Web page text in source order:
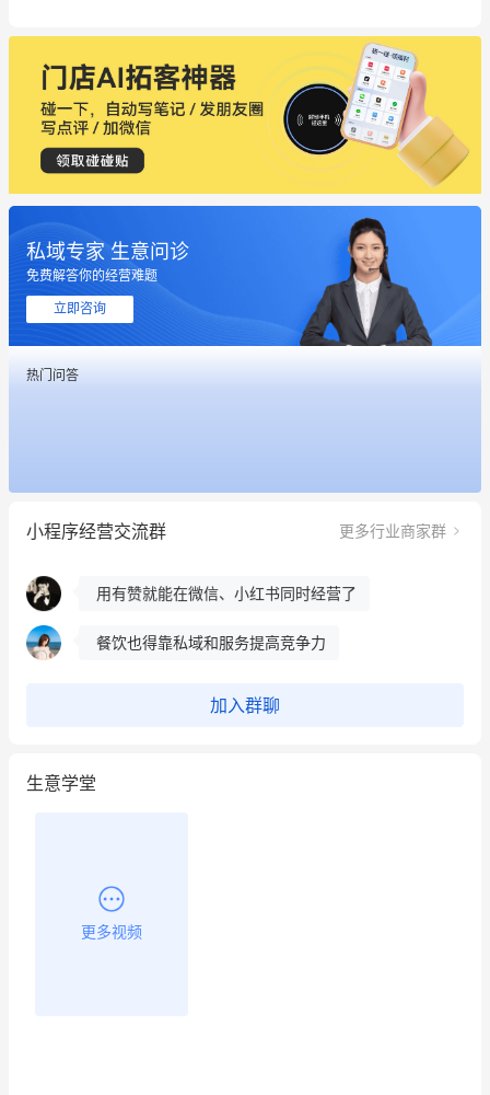
私域专家 生意问诊
免费解答你的经营难题
立即咨询
热门问答
小程序经营交流群 更多行业商家群
这个营销策划案例推荐大家看一下
用有赞就能在微信、小红书同时经营了
冰墩墩货源充足需要的联系我
这个营销策划案例推荐大家看一下
用有赞就能在微信、小红书同时经营了
餐饮也得靠私域和服务提高竞争力
加入群聊
生意学堂
更多视频